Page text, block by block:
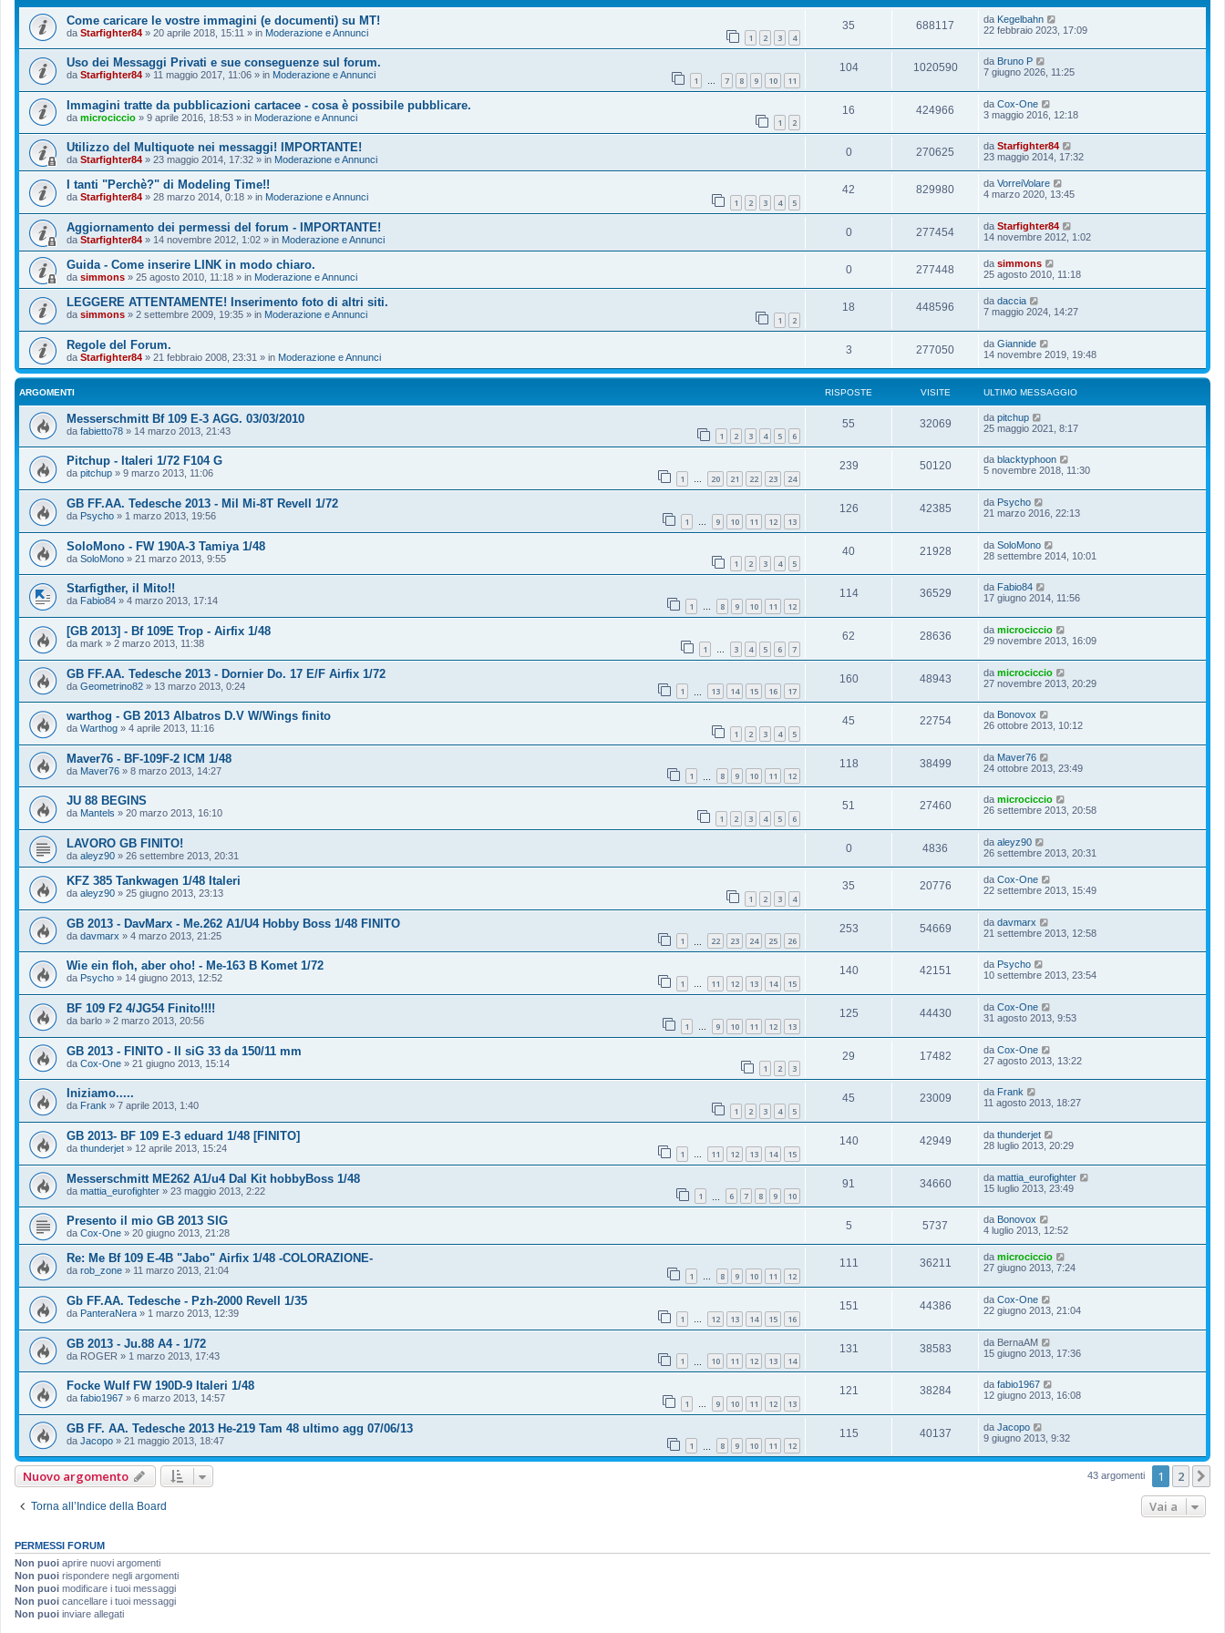
Come caricare le vostre immagini (e documenti) su MT!
da Starfighter84 » 20 aprile 2018, 15:11 » in Moderazione e Annunci 1 2 3 4
35 688117 da Kegelbahn
22 febbraio 2023, 17:09
Uso dei Messaggi Privati e sue conseguenze sul forum.
da Starfighter84 » 11 maggio 2017, 11:06 » in Moderazione e Annunci 1 … 7 8 9 10 11
104 1020590 da Bruno P
7 giugno 2026, 11:25
Immagini tratte da pubblicazioni cartacee - cosa è possibile pubblicare.
da microciccio » 9 aprile 2016, 18:53 » in Moderazione e Annunci 1 2
16 424966 da Cox-One
3 maggio 2016, 12:18
Utilizzo del Multiquote nei messaggi! IMPORTANTE!
da Starfighter84 » 23 maggio 2014, 17:32 » in Moderazione e Annunci
0 270625 da Starfighter84
23 maggio 2014, 17:32
I tanti "Perchè?" di Modeling Time!!
da Starfighter84 » 28 marzo 2014, 0:18 » in Moderazione e Annunci 1 2 3 4 5
42 829980 da VorreiVolare
4 marzo 2020, 13:45
Aggiornamento dei permessi del forum - IMPORTANTE!
da Starfighter84 » 14 novembre 2012, 1:02 » in Moderazione e Annunci
0 277454 da Starfighter84
14 novembre 2012, 1:02
Guida - Come inserire LINK in modo chiaro.
da simmons » 25 agosto 2010, 11:18 » in Moderazione e Annunci
0 277448 da simmons
25 agosto 2010, 11:18
LEGGERE ATTENTAMENTE! Inserimento foto di altri siti.
da simmons » 2 settembre 2009, 19:35 » in Moderazione e Annunci 1 2
18 448596 da daccia
7 maggio 2024, 14:27
Regole del Forum.
da Starfighter84 » 21 febbraio 2008, 23:31 » in Moderazione e Annunci
3 277050 da Giannide
14 novembre 2019, 19:48
ARGOMENTI RISPOSTE VISITE ULTIMO MESSAGGIO
Messerschmitt Bf 109 E-3 AGG. 03/03/2010
da fabietto78 » 14 marzo 2013, 21:43 1 2 3 4 5 6
55 32069 da pitchup
25 maggio 2021, 8:17
Pitchup - Italeri 1/72 F104 G
da pitchup » 9 marzo 2013, 11:06 1 … 20 21 22 23 24
239 50120 da blacktyphoon
5 novembre 2018, 11:30
GB FF.AA. Tedesche 2013 - Mil Mi-8T Revell 1/72
da Psycho » 1 marzo 2013, 19:56 1 … 9 10 11 12 13
126 42385 da Psycho
21 marzo 2016, 22:13
SoloMono - FW 190A-3 Tamiya 1/48
da SoloMono » 21 marzo 2013, 9:55 1 2 3 4 5
40 21928 da SoloMono
28 settembre 2014, 10:01
Starfigther, il Mito!!
da Fabio84 » 4 marzo 2013, 17:14 1 … 8 9 10 11 12
114 36529 da Fabio84
17 giugno 2014, 11:56
[GB 2013] - Bf 109E Trop - Airfix 1/48
da mark » 2 marzo 2013, 11:38 1 … 3 4 5 6 7
62 28636 da microciccio
29 novembre 2013, 16:09
GB FF.AA. Tedesche 2013 - Dornier Do. 17 E/F Airfix 1/72
da Geometrino82 » 13 marzo 2013, 0:24 1 13 14 15 16 17
160 48943 da microciccio
27 novembre 2013, 20:29
warthog - GB 2013 Albatros D.V W/Wings finito
da Warthog » 4 aprile 2013, 11:16 1 2 3 4 5
45 22754 da Bonovox
26 ottobre 2013, 10:12
Maver76 - BF-109F-2 ICM 1/48
da Maver76 » 8 marzo 2013, 14:27 1 8 9 10 11 12
118 38499 da Maver76
24 ottobre 2013, 23:49
JU 88 BEGINS
da Mantels » 20 marzo 2013, 16:10 1 2 3 4 5 6
51 27460 da microciccio
26 settembre 2013, 20:58
LAVORO GB FINITO!
da aleyz90 » 26 settembre 2013, 20:31
0 4836 da aleyz90
26 settembre 2013, 20:31
KFZ 385 Tankwagen 1/48 Italeri
da aleyz90 » 25 giugno 2013, 23:13 1 2 3 4
35 20776 da Cox-One
22 settembre 2013, 15:49
GB 2013 - DavMarx - Me.262 A1/U4 Hobby Boss 1/48 FINITO
da davmarx » 4 marzo 2013, 21:25 1 22 23 24 25 26
253 54669 da davmarx
21 settembre 2013, 12:58
Wie ein floh, aber oho! - Me-163 B Komet 1/72
da Psycho » 14 giugno 2013, 12:52 1 … 11 12 13 14 15
140 42151 da Psycho
10 settembre 2013, 23:54
BF 109 F2 4/JG54 Finito!!!!
da barlo » 2 marzo 2013, 20:56 1 … 9 10 11 12 13
125 44430 da Cox-One
31 agosto 2013, 9:53
GB 2013 - FINITO - Il siG 33 da 150/11 mm
da Cox-One » 21 giugno 2013, 15:14 1 2 3
29 17482 da Cox-One
27 agosto 2013, 13:22
Iniziamo.....
da Frank » 7 aprile 2013, 1:40 1 2 3 4 5
45 23009 da Frank
11 agosto 2013, 18:27
GB 2013- BF 109 E-3 eduard 1/48 [FINITO]
da thunderjet » 12 aprile 2013, 15:24 1 … 11 12 13 14 15
140 42949 da thunderjet
28 luglio 2013, 20:29
Messerschmitt ME262 A1/u4 Dal Kit hobbyBoss 1/48
da mattia_eurofighter » 23 maggio 2013, 2:22 1 6 7 8 9 10
91 34660 da mattia_eurofighter
15 luglio 2013, 23:49
Presento il mio GB 2013 SIG
da Cox-One » 20 giugno 2013, 21:28
5 5737 da Bonovox
4 luglio 2013, 12:52
Re: Me Bf 109 E-4B "Jabo" Airfix 1/48 -COLORAZIONE-
da rob_zone » 11 marzo 2013, 21:04 1 … 8 9 10 11 12
111 36211 da microciccio
27 giugno 2013, 7:24
Gb FF.AA. Tedesche - Pzh-2000 Revell 1/35
da PanteraNera » 1 marzo 2013, 12:39 1 12 13 14 15 16
151 44386 da Cox-One
22 giugno 2013, 21:04
GB 2013 - Ju.88 A4 - 1/72
da ROGER » 1 marzo 2013, 17:43 1 10 11 12 13 14
131 38583 da BernaAM
15 giugno 2013, 17:36
Focke Wulf FW 190D-9 Italeri 1/48
da fabio1967 » 6 marzo 2013, 14:57 1 … 9 10 11 12 13
121 38284 da fabio1967
12 giugno 2013, 16:08
GB FF. AA. Tedesche 2013 He-219 Tam 48 ultimo agg 07/06/13
da Jacopo » 21 maggio 2013, 18:47 1 8 9 10 11 12
115 40137 da Jacopo
9 giugno 2013, 9:32
Nuovo argomento 43 argomenti 1 2
Torna all’Indice della Board Vai a
PERMESSI FORUM
Non puoi aprire nuovi argomenti
Non puoi rispondere negli argomenti
Non puoi modificare i tuoi messaggi
Non puoi cancellare i tuoi messaggi
Non puoi inviare allegati